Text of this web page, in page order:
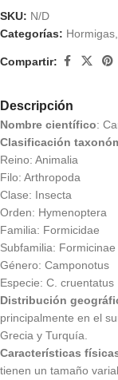
SKU: N/D
Categorías: Hormigas
Compartir:
Descripción
Nombre científico:
Clasificación
Reino: Animalia
Filo: Arthropoda
Clase: Insecta
Orden: Hymenoptera
Familia: Formicidae
Subfamilia: Formicinae
Género: Camponotus
Especie: C. cruentatus
Distribución
principalmente en el
Grecia y Turquía.
Características
tienen un tamaño